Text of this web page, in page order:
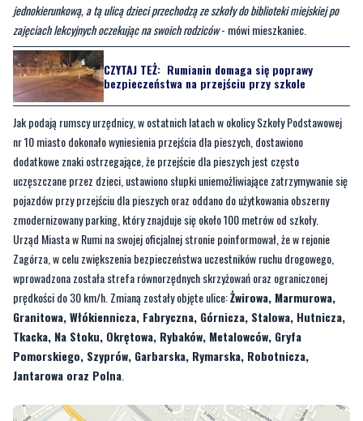
CZYTAJ TEŻ:Rumianin domaga się poprawy
bezpieczeństwa na przejściu przy szkole
Jak podają rumscy urzędnicy, w ostatnich latach w okolicy Szkoły Podstawowej
nr 10 miasto dokonało wyniesienia przejścia dla pieszych, dostawiono
dodatkowe znaki ostrzegające, że przejście dla pieszych jest często
uczęszczane przez dzieci, ustawiono słupki uniemożliwiające zatrzymywanie się
pojazdów przy przejściu dla pieszych oraz oddano do użytkowania obszerny
zmodernizowany parking, który znajduje się około 100 metrów od szkoły.
Urząd Miasta w Rumi na swojej oficjalnej stronie poinformował, że w rejonie
Zagórza, w celu zwiększenia bezpieczeństwa uczestników ruchu drogowego,
wprowadzona została strefa równorzędnych skrzyżowań oraz ograniczonej
prędkości do 30 km/h. Zmianą zostały objęte ulice:Żwirowa, Marmurowa,
Granitowa, Włókiennicza, Fabryczna, Górnicza, Stalowa, Hutnicza,
Tkacka, Na Stoku, Okrętowa, Rybaków, Metalowców, Gryfa
Pomorskiego, Szyprów, Garbarska, Rymarska, Robotnicza,
Jantarowa oraz Polna.